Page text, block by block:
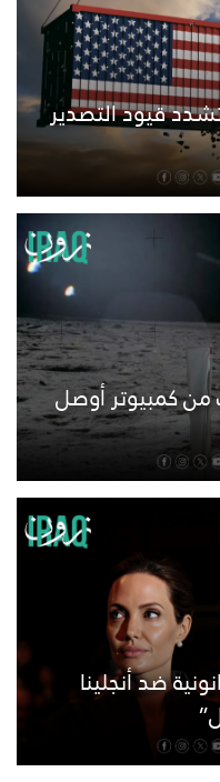
قيود التصدير
من كمبيوتر أوصل
ضد أنجلينا